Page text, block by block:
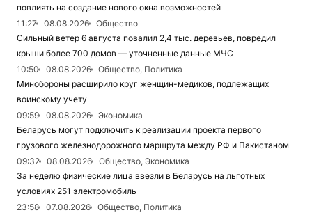
повлиять на создание нового окна возможностей
11:27
08.08.2026
Общество
Сильный ветер 6 августа повалил 2,4 тыс. деревьев, повредил
крыши более 700 домов — уточненные данные МЧС
10:50
08.08.2026
Общество, Политика
Минобороны расширило круг женщин-медиков, подлежащих
воинскому учету
09:59
08.08.2026
Экономика
Беларусь могут подключить к реализации проекта первого
грузового железнодорожного маршрута между РФ и Пакистаном
09:32
08.08.2026
Общество, Экономика
За неделю физические лица ввезли в Беларусь на льготных
условиях 251 электромобиль
23:58
07.08.2026
Общество, Политика